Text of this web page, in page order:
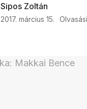
Sipos Zoltán
2017. március 15.